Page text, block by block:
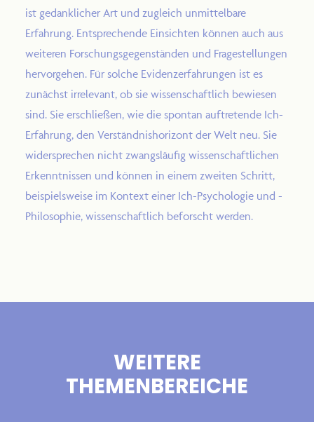
ist gedanklicher Art und zugleich unmittelbare
Erfahrung. Entsprechende Einsichten können auch aus
weiteren Forschungsgegenständen und Fragestellungen
hervorgehen. Für solche Evidenzerfahrungen ist es
zunächst irrelevant, ob sie wissenschaftlich bewiesen
sind. Sie erschließen, wie die spontan auftretende Ich-
Erfahrung, den Verständnishorizont der Welt neu. Sie
widersprechen nicht zwangsläufig wissenschaftlichen
Erkenntnissen und können in einem zweiten Schritt,
beispielsweise im Kontext einer Ich-Psychologie und -
Philosophie, wissenschaftlich beforscht werden.
WEITERE
THEMENBEREICHE